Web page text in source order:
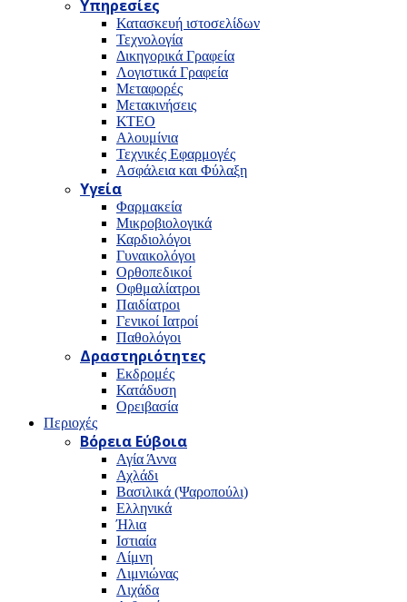
Υπηρεσίες
Κατασκευή ιστοσελίδων
Τεχνολογία
Δικηγορικά Γραφεία
Λογιστικά Γραφεία
Μεταφορές
Μετακινήσεις
ΚΤΕΟ
Αλουμίνια
Τεχνικές Εφαρμογές
Ασφάλεια και Φύλαξη
Υγεία
Φαρμακεία
Μικροβιολογικά
Καρδιολόγοι
Γυναικολόγοι
Ορθοπεδικοί
Οφθμαλίατροι
Παιδίατροι
Γενικοί Ιατροί
Παθολόγοι
Δραστηριότητες
Εκδρομές
Κατάδυση
Ορειβασία
Περιοχές
Βόρεια Εύβοια
Αγία Άννα
Αχλάδι
Βασιλικά (Ψαροπούλι)
Ελληνικά
Ήλια
Ιστιαία
Λίμνη
Λιμνιώνας
Λιχάδα